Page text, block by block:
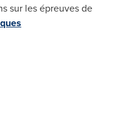
sur les épreuves de